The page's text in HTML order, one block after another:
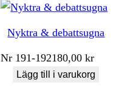
Nyktra & debattsugna
Nr 191-192180,00kr
Lägg till i varukorg